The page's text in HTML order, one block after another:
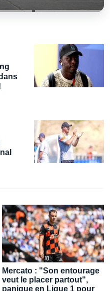
: Visite
sur le
Dieng
Andrieu